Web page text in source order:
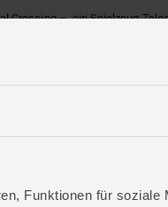
Funktionen für soziale
–, ein Spielzeug
und wie man sich beim
an; Die 4 enthaltenen
für Jungen
die auf den Videospielen